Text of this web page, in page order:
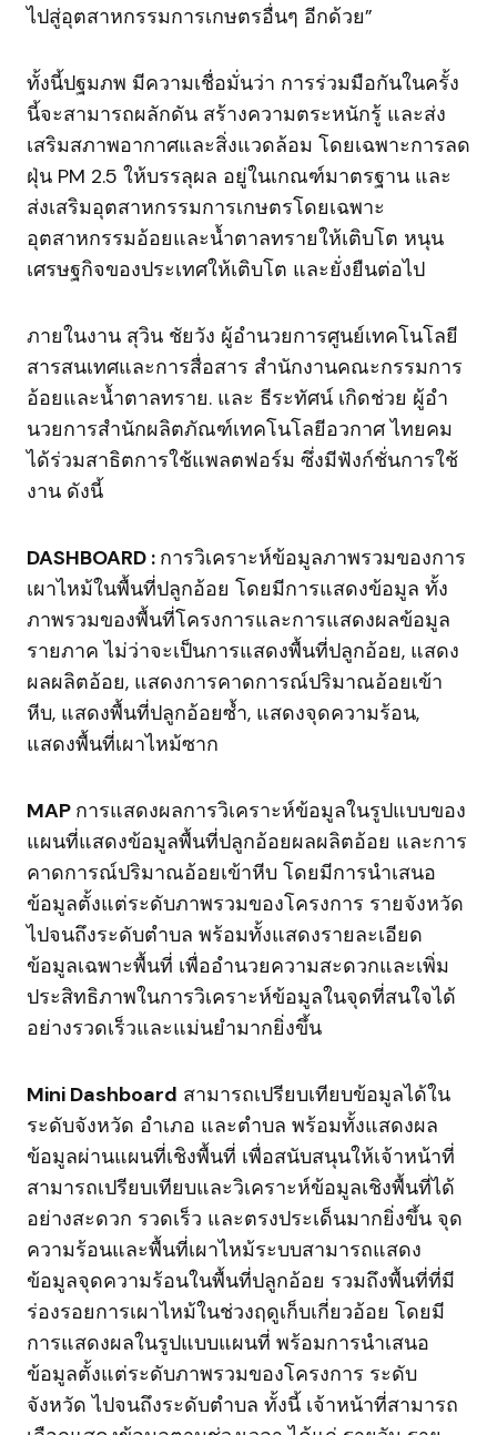
ไปสู่อุตสาหกรรมการเกษตรอื่นๆ อีกด้วย”
ทั้งนี้ปฐมภพ มีความเชื่อมั่นว่า การร่วมมือกันในครั้ง
นี้จะสามารถผลักดัน สร้างความตระหนักรู้ และส่ง
เสริมสภาพอากาศและสิ่งแวดล้อม โดยเฉพาะการลด
ฝุ่น PM 2.5 ให้บรรลุผล อยู่ในเกณฑ์มาตรฐาน และ
ส่งเสริมอุตสาหกรรมการเกษตรโดยเฉพาะ
อุตสาหกรรมอ้อยและน้ำตาลทรายให้เติบโต หนุน
เศรษฐกิจของประเทศให้เติบโต และยั่งยืนต่อไป
ภายในงาน สุวิน ชัยวัง ผู้อำนวยการศูนย์เทคโนโลยี
สารสนเทศและการสื่อสาร สํานักงานคณะกรรมการ
อ้อยและน้ำตาลทราย. และ ธีระทัศน์ เกิดช่วย ผู้อํา
นวยการสำนักผลิตภัณฑ์เทคโนโลยีอวกาศ ไทยคม
ได้ร่วมสาธิตการใช้แพลตฟอร์ม ซึ่งมีฟังก์ชั่นการใช้
งาน ดังนี้
DASHBOARD : การวิเคราะห์ข้อมูลภาพรวมของการ
เผาไหม้ในพื้นที่ปลูกอ้อย โดยมีการแสดงข้อมูล ทั้ง
ภาพรวมของพื้นที่โครงการและการแสดงผลข้อมูล
รายภาค ไม่ว่าจะเป็นการแสดงพื้นที่ปลูกอ้อย, แสดง
ผลผลิตอ้อย, แสดงการคาดการณ์ปริมาณอ้อยเข้า
หีบ, แสดงพื้นที่ปลูกอ้อยซ้ำ, แสดงจุดความร้อน,
แสดงพื้นที่เผาไหม้ซาก
MAP การแสดงผลการวิเคราะห์ข้อมูลในรูปแบบของ
แผนที่แสดงข้อมูลพื้นที่ปลูกอ้อยผลผลิตอ้อย และการ
คาดการณ์ปริมาณอ้อยเข้าหีบ โดยมีการนำเสนอ
ข้อมูลตั้งแต่ระดับภาพรวมของโครงการ รายจังหวัด
ไปจนถึงระดับตำบล พร้อมทั้งแสดงรายละเอียด
ข้อมูลเฉพาะพื้นที่ เพื่ออำนวยความสะดวกและเพิ่ม
ประสิทธิภาพในการวิเคราะห์ข้อมูลในจุดที่สนใจได้
อย่างรวดเร็วและแม่นยำมากยิ่งขึ้น
Mini Dashboard สามารถเปรียบเทียบข้อมูลได้ใน
ระดับจังหวัด อำเภอ และตำบล พร้อมทั้งแสดงผล
ข้อมูลผ่านแผนที่เชิงพื้นที่ เพื่อสนับสนุนให้เจ้าหน้าที่
สามารถเปรียบเทียบและวิเคราะห์ข้อมูลเชิงพื้นที่ได้
อย่างสะดวก รวดเร็ว และตรงประเด็นมากยิ่งขึ้น จุด
ความร้อนและพื้นที่เผาไหม้ระบบสามารถแสดง
ข้อมูลจุดความร้อนในพื้นที่ปลูกอ้อย รวมถึงพื้นที่ที่มี
ร่องรอยการเผาไหม้ในช่วงฤดูเก็บเกี่ยวอ้อย โดยมี
การแสดงผลในรูปแบบแผนที่ พร้อมการนำเสนอ
ข้อมูลตั้งแต่ระดับภาพรวมของโครงการ ระดับ
จังหวัด ไปจนถึงระดับตำบล ทั้งนี้ เจ้าหน้าที่สามารถ